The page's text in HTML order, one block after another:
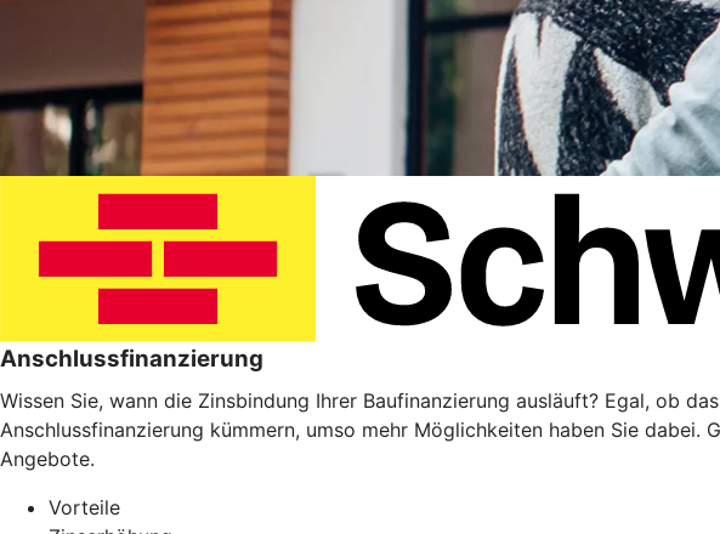
Anschlussfinanzierung
Wissen Sie, wann die Zinsbindung Ihrer Baufinanzierung ausläuft? Egal, ob
Anschlussfinanzierung kümmern, umso mehr Möglichkeiten haben Sie
Angebote.
Vorteile